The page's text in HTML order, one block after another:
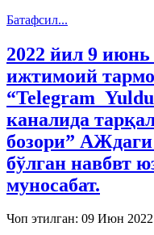
Батафсил...
2022 йил 9
ижтимоий
каналида
бозори”
бўлган навбвт
муносабат.
Чоп этилган: 09 Июн 2022